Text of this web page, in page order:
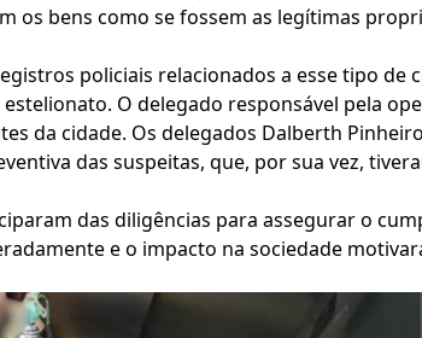
os bens como se fossem as legítimas
policiais relacionados a esse tipo de
O delegado responsável pela
da cidade. Os delegados Dalberth
das suspeitas, que, por sua vez,
das diligências para assegurar o
e o impacto na sociedade